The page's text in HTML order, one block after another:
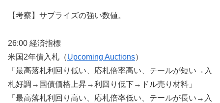
【考察】サプライズの強い数値。
26:00 経済指標
米国2年債入札（Upcoming Auctions）
「最高落札利回り低い、応札倍率高い、テールが短い→入
札好調→国債価格上昇→利回り低下→ドル売り材料」
「最高落札利回り高い、応札倍率低い、テールが長い→入